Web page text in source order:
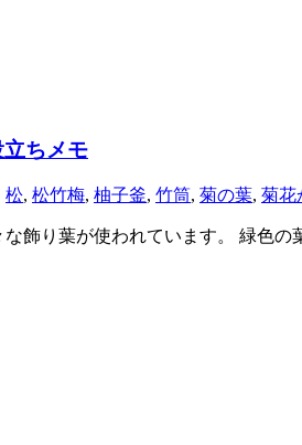
ちメモ
松, 松竹梅, 柚子釜, 竹筒, 菊の葉, 菊花
飾り葉が使われています。 緑色